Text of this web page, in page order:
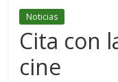
con
divulgación
Noticias
Cita con
cine